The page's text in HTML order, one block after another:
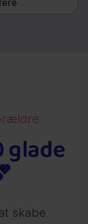
glade
skabe